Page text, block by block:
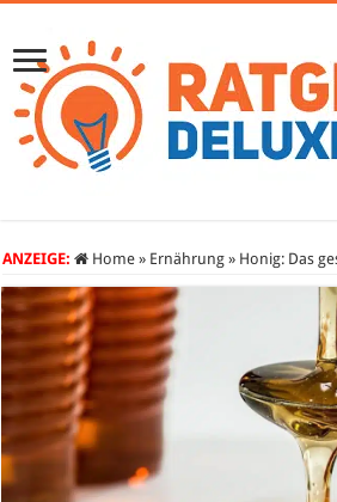
ANZEIGE: Home » Ernährung » Honig: Das